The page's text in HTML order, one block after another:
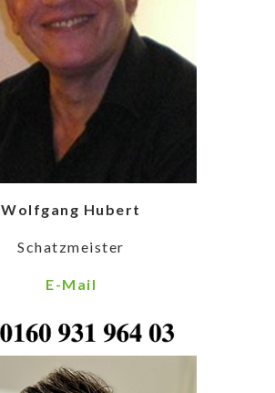
Wolfgang Hubert
Schatzmeister
E-Mail